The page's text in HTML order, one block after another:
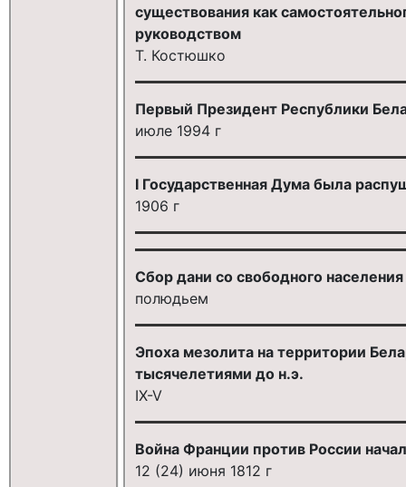
существования как
руководством
Т. Костюшко
Первый Президент Республики
июле 1994 г
I Государственная Дума была
1906 г
Сбор дани со свободного
полюдьем
Эпоха мезолита на территории
тысячелетиями до н.э.
IX-V
Война Франции против России
12 (24) июня 1812 г